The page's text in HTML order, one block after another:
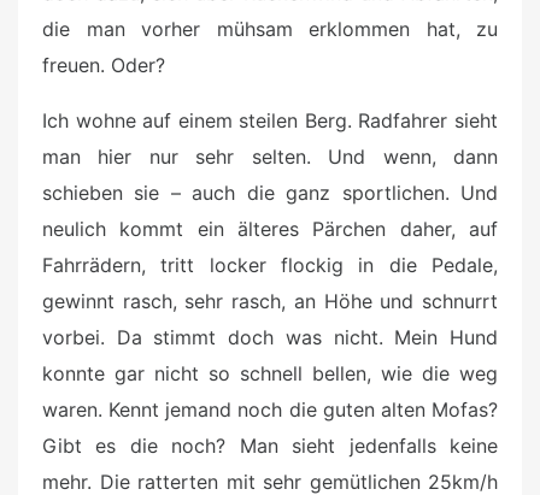
die man vorher mühsam erklommen hat, zu
freuen. Oder?
Ich wohne auf einem steilen Berg. Radfahrer sieht
man hier nur sehr selten. Und wenn, dann
schieben sie – auch die ganz sportlichen. Und
neulich kommt ein älteres Pärchen daher, auf
Fahrrädern, tritt locker flockig in die Pedale,
gewinnt rasch, sehr rasch, an Höhe und schnurrt
vorbei. Da stimmt doch was nicht. Mein Hund
konnte gar nicht so schnell bellen, wie die weg
waren. Kennt jemand noch die guten alten Mofas?
Gibt es die noch? Man sieht jedenfalls keine
mehr. Die ratterten mit sehr gemütlichen 25km/h